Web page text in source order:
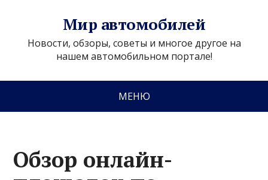
Мир автомобилей
Новости, обзоры, советы и многое другое на
нашем автомобильном портале!
МЕНЮ
Обзор онлайн-